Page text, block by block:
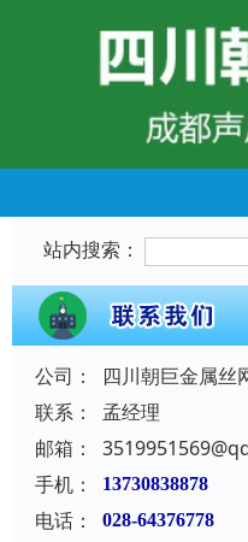
站内搜索：
公司：
四川朝巨金属丝
联系：
孟经理
邮箱：
手机：
13730838878
电话： 028-64376778